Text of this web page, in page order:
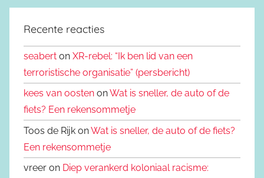
Recente reacties
seabert on XR-rebel: “Ik ben lid van een
terroristische organisatie” (persbericht)
kees van oosten onWat is sneller, de auto of de
fiets? Een rekensommetje
Toos de Rijk onWat is sneller, de auto of de fiets?
Een rekensommetje
vreer on Diep verankerd koloniaal racisme: